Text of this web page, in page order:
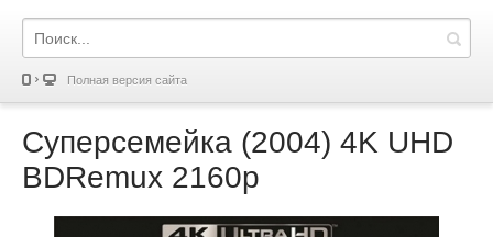
Полная версия сайта
Суперсемейка (2004) 4K UHD
BDRemux 2160p